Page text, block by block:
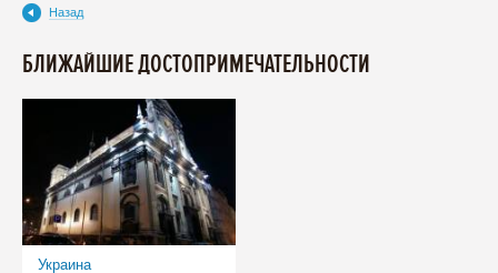
Назад
БЛИЖАЙШИЕ ДОСТОПРИМЕЧАТЕЛЬНОСТИ
Украина